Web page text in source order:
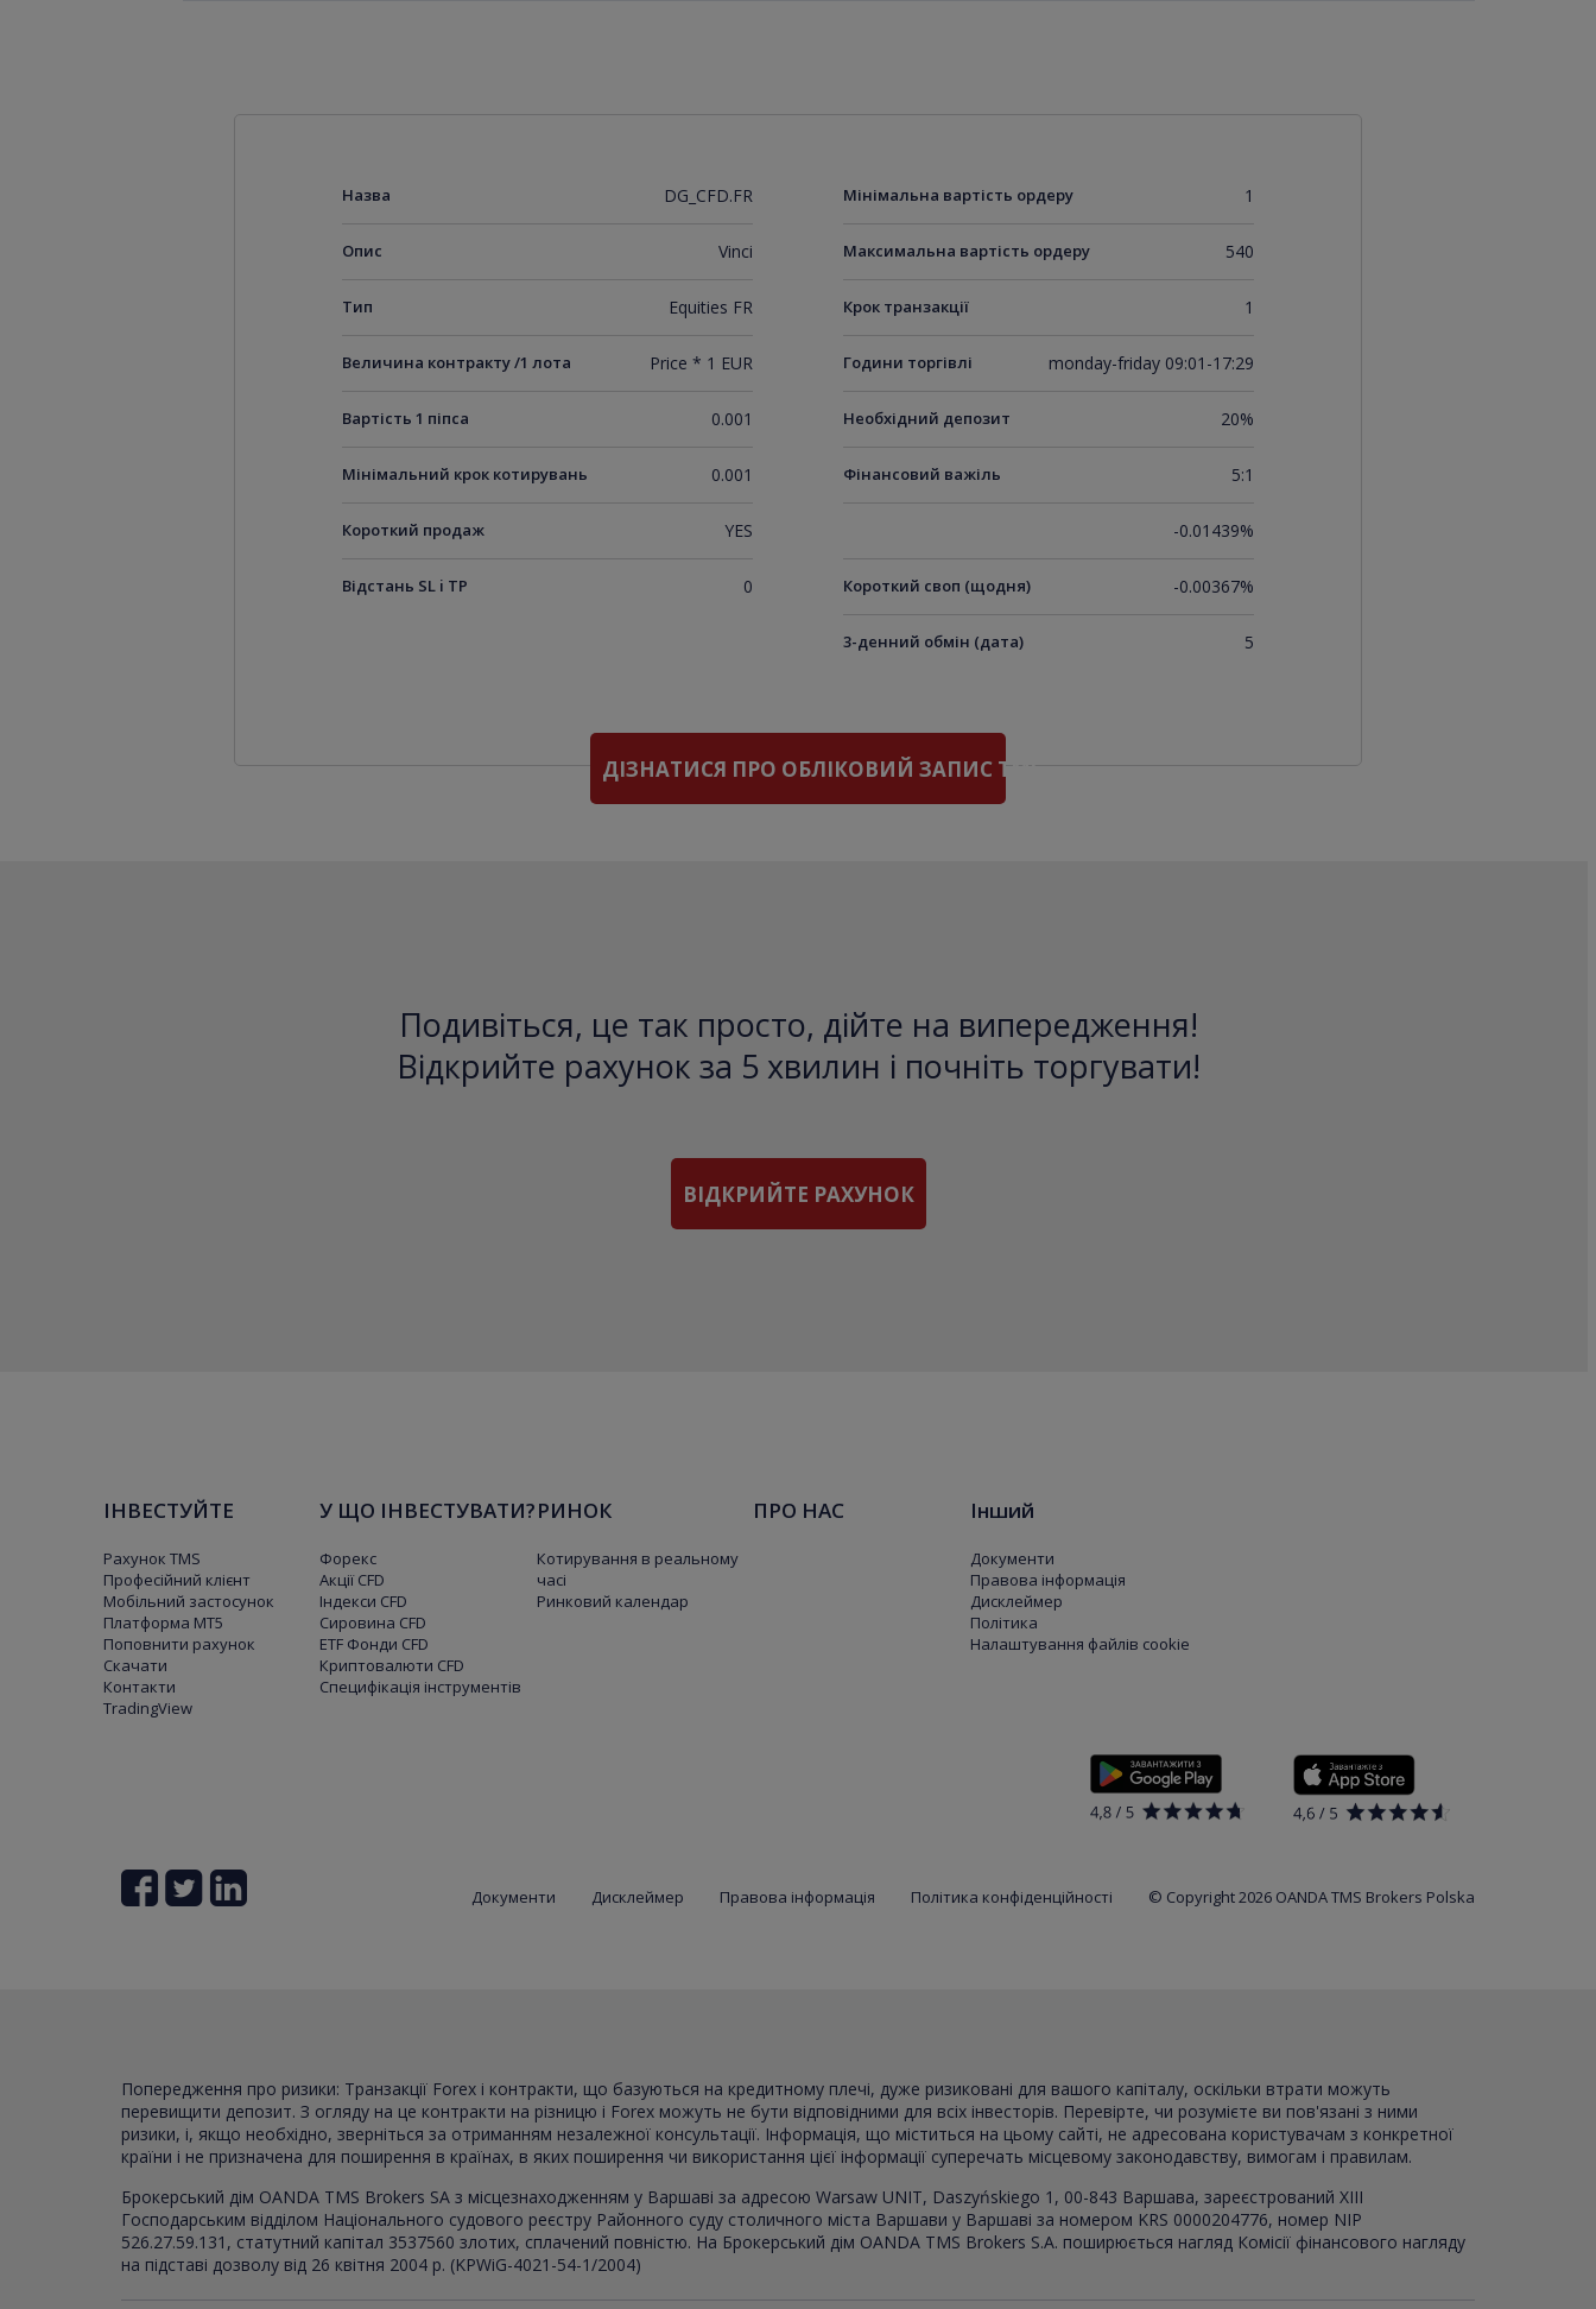
Назва DG_CFD.FR
Опис Vinci
Тип Equities FR
Величина контракту /1 лота Price * 1 EUR
Вартість 1 піпса 0.001
Мінімальний крок котирувань 0.001
Короткий продаж YES
Відстань SL i TP 0
Мінімальна вартість ордеру 1
Максимальна вартість ордеру 540
Крок транзакції 1
Години торгівлі monday-friday 09:01-17:29
Необхідний депозит 20%
Фінансовий важіль 5:1
-0.01439%
Короткий своп (щодня) -0.00367%
3-денний обмін (дата) 5
ДІЗНАТИСЯ ПРО ОБЛІКОВИЙ ЗАПИС TMS
Подивіться, це так просто, дійте на випередження!
Відкрийте рахунок за 5 хвилин і почніть торгувати!
ВІДКРИЙТЕ РАХУНОК
ІНВЕСТУЙТЕ
Рахунок TMS
Професійний клієнт
Мобільний застосунок
Платформа МТ5
Поповнити рахунок
Скачати
Контакти
TradingView
У ЩО ІНВЕСТУВАТИ?
Форекс
Акції CFD
Індекси CFD
Сировина CFD
ETF Фонди CFD
Криптовалюти CFD
Специфікація інструментів
РИНОК
Котирування в реальному
часі
Ринковий календар
ПРО НАС Інший
Документи
Правова інформація
Дисклеймер
Політика
Налаштування файлів cookie
Документи Дисклеймер Правова інформація Політика конфіденційності © Copyright 2026 OANDA TMS Brokers Polska
Попередження про ризики: Транзакції Forex і контракти, що базуються на кредитному плечі, дуже ризиковані для вашого капіталу, оскільки втрати можуть
перевищити депозит. З огляду на це контракти на різницю і Forex можуть не бути відповідними для всіх інвесторів. Перевірте, чи розумієте ви пов'язані з ними
ризики, і, якщо необхідно, зверніться за отриманням незалежної консультації. Інформація, що міститься на цьому сайті, не адресована користувачам з конкретної
країни і не призначена для поширення в країнах, в яких поширення чи використання цієї інформації суперечать місцевому законодавству, вимогам і правилам.
Брокерський дім OANDA TMS Brokers SA з місцезнаходженням у Варшаві за адресою Warsaw UNIT, Daszyńskiego 1, 00-843 Варшава, зареєстрований XIII
Господарським відділом Національного судового реєстру Районного суду столичного міста Варшави у Варшаві за номером KRS 0000204776, номер NIP
526.27.59.131, статутний капітал 3537560 злотих, сплачений повністю. На Брокерський дім OANDA TMS Brokers S.A. поширюється нагляд Комісії фінансового нагляду
на підставі дозволу від 26 квітня 2004 р. (KPWiG-4021-54-1/2004)